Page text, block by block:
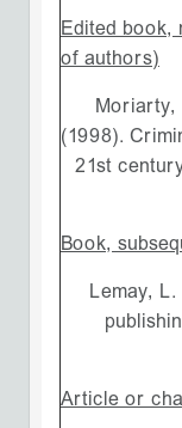
Edited
of authors)
(1998).
21st
Book,
Lemay,
Article or